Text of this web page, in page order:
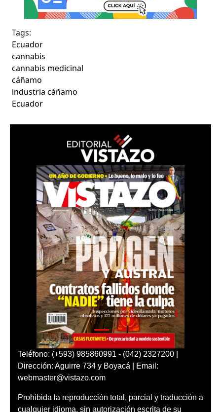
Tags:
Ecuador
cannabis
cannabis medicinal
cáñamo
industria cáñamo
Ecuador
Teléfono: (+593) 985860991 - (042) 2327200 |
Dirección: Aguirre 734 y Boyacá | Email:
webmaster@vistazo.com
Prohibida la reproducción total, parcial y traducción a
cualquier idioma, sin autorización escrita de su